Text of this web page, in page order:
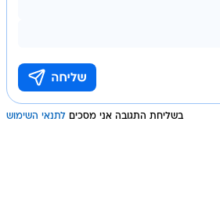
בשליחת התגובה אני מסכים לתנאי השימוש